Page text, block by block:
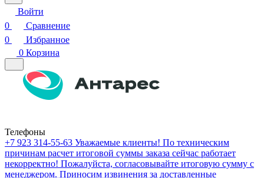
Войти
0
Сравнение
0
Избранное
0 Корзина
Телефоны
+7 923 314-55-63 Уважаемые клиенты! По техническим
причинам расчет итоговой суммы заказа сейчас работает
некорректно! Пожалуйста, согласовывайте итоговую сумму с
менеджером. Приносим извинения за доставленные